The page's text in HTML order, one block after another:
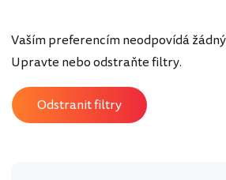
Vaším preferencím neodpovídá
Upravte nebo odstraňte filtry.
Odstranit filtry